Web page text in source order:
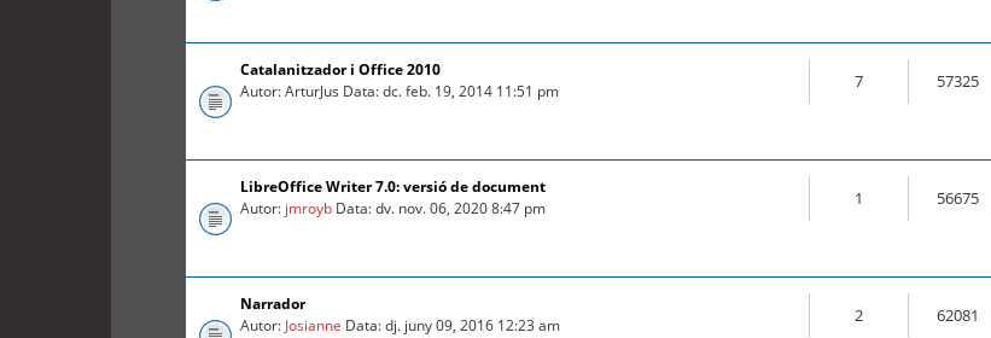
Catalanitzador i Office 2010
Autor: ArturJus Data: dc. feb. 19, 2014 11:51 pm
7 57325
LibreOffice Writer 7.0: versió de document
Autor: jmroyb Data: dv. nov. 06, 2020 8:47 pm 1 56675
Narrador
Autor: Josianne Data: dj. juny 09, 2016 12:23 am 2 62081